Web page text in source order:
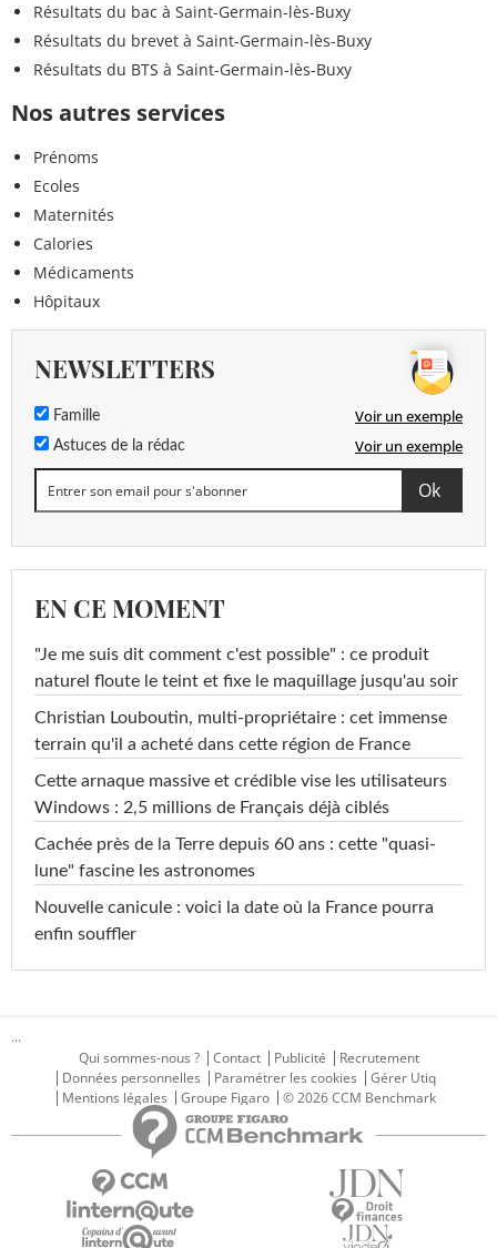
Résultats du bac à Saint-Germain-lès-Buxy
Résultats du brevet à Saint-Germain-lès-Buxy
Résultats du BTS à Saint-Germain-lès-Buxy
Nos autres services
Prénoms
Ecoles
Maternités
Calories
Médicaments
Hôpitaux
NEWSLETTERS
Famille Voir un exemple
Astuces de la rédac Voir un exemple
EN CE MOMENT
"Je me suis dit comment c'est possible" : ce produit
naturel floute le teint et fixe le maquillage jusqu'au soir
Christian Louboutin, multi-propriétaire : cet immense
terrain qu'il a acheté dans cette région de France
Cette arnaque massive et crédible vise les utilisateurs
Windows : 2,5 millions de Français déjà ciblés
Cachée près de la Terre depuis 60 ans : cette "quasi-
lune" fascine les astronomes
Nouvelle canicule : voici la date où la France pourra
enfin souffler
...
Qui sommes-nous ?
Contact Publicité
Recrutement
Données personnelles
Paramétrer les cookies
Gérer Utiq
Mentions légales
Groupe Figaro © 2026 CCM Benchmark